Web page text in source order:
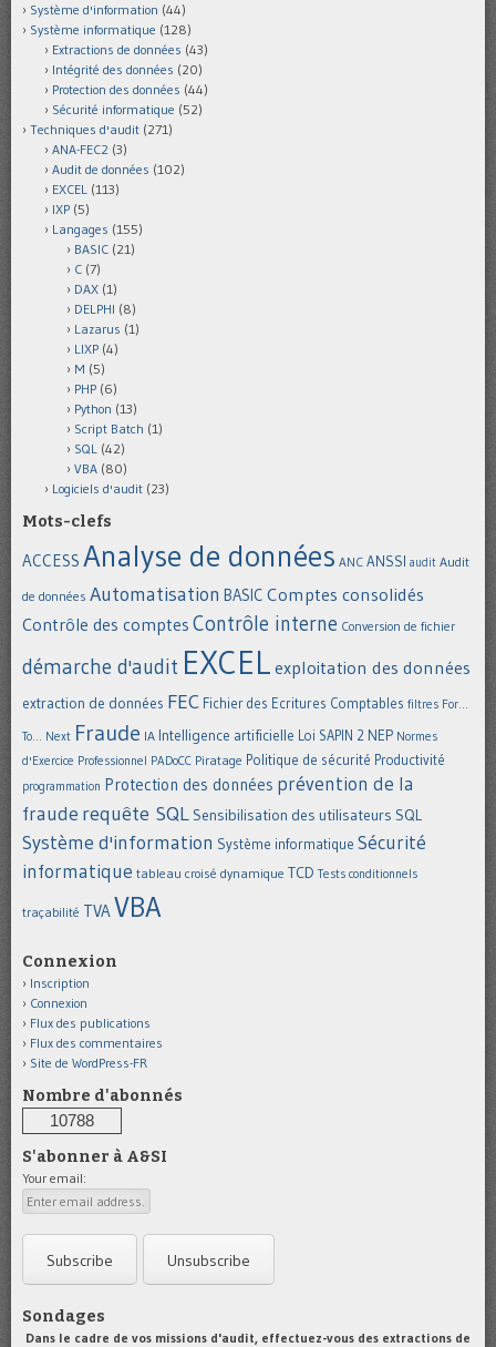
Système d'information (44)
Système informatique (128)
Extractions de données (43)
Intégrité des données (20)
Protection des données (44)
Sécurité informatique (52)
Techniques d'audit (271)
ANA-FEC2 (3)
Audit de données (102)
EXCEL (113)
IXP (5)
Langages (155)
BASIC (21)
C (7)
DAX (1)
DELPHI (8)
Lazarus (1)
LIXP (4)
M (5)
PHP (6)
Python (13)
Script Batch (1)
SQL (42)
VBA (80)
Logiciels d'audit (23)
Mots-clefs
ACCESS Analyse de données ANC ANSSI audit Audit
de données Automatisation BASIC Comptes consolidés
Contrôle des comptes Contrôle interne Conversion de fichier
démarche d'audit EXCEL exploitation des données
extraction de données FEC Fichier des Ecritures Comptables filtres For...
To... Next Fraude IA Intelligence artificielle Loi SAPIN 2 NEP Normes
d'Exercice Professionnel PADoCC Piratage Politique de sécurité Productivité
programmation Protection des données prévention de la
fraude requête SQL Sensibilisation des utilisateurs SQL
Système d'information Système informatique Sécurité
informatique tableau croisé dynamique TCD Tests conditionnels
traçabilité TVAVBA
Connexion
Inscription
Connexion
Flux des publications
Flux des commentaires
Site de WordPress-FR
Nombre d'abonnés
10788
S'abonner à A&SI
Your email:
Sondages
Dans le cadre de vos missions d'audit, effectuez-vous des extractions de